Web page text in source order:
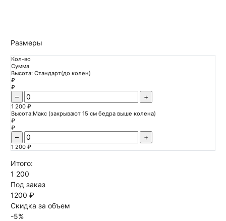
Размеры
Кол-во
Сумма
Высота: Стандарт(до колен)
₽
₽
– +
1 200 ₽
Высота:Макс (закрывают 15 см бедра выше колена)
₽
₽
– +
1 200 ₽
Итого:
1 200
Под заказ
1200 ₽
Скидка за объем
-5%